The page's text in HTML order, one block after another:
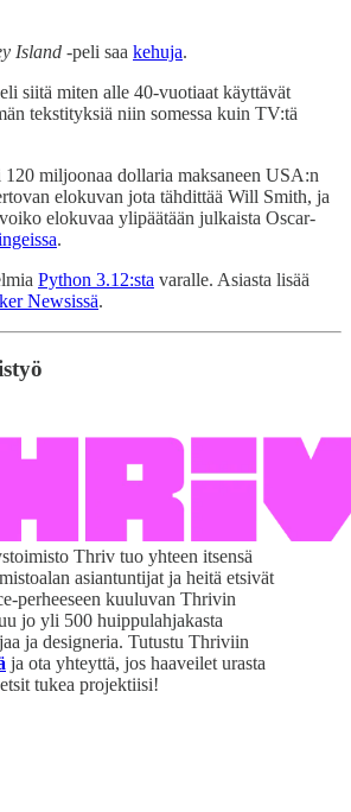
Island -peli saa kehuja.
siitä miten alle 40-vuotiaat käyttävät
tekstityksiä niin somessa kuin TV:tä
miljoonaa dollaria maksaneen USA:n
elokuvan jota tähdittää Will Smith, ja
elokuvaa ylipäätään julkaista Oscar-
.
Python 3.12:sta varalle. Asiasta lisää
Newsissä.
Thriv tuo yhteen itsensä
asiantuntijat ja heitä etsivät
perheeseen kuuluvan Thrivin
jo yli 500 huippulahjakasta
ja designeria. Tutustu Thriviin
ja ota yhteyttä, jos haaveilet urasta
tukea projektiisi!